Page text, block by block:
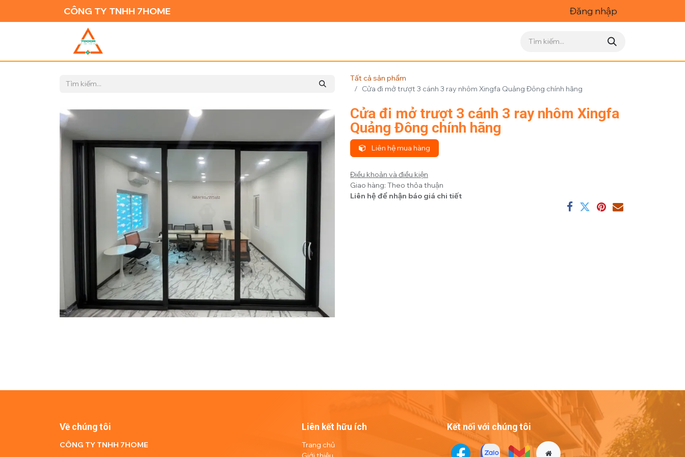
CÔNG TY TNHH 7HOME Đăng nhập
Tất cả sản phẩm
Cửa đi mở trượt 3 cánh 3 ray nhôm Xingfa Quảng Đông chính hãng
Cửa đi mở trượt 3 cánh 3 ray nhôm Xingfa
Quảng Đông chính hãng
Liên hệ mua hàng
Điều khoản và điều kiện
Giao hàng: Theo thỏa thuận
Liên hệ để nhận báo giá chi tiết
Về chúng tôi
CÔNG TY TNHH 7HOME
Liên kết hữu ích
Trang chủ
Kết nối với chúng tôi